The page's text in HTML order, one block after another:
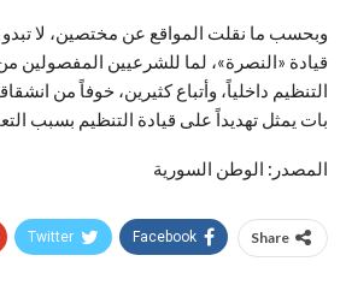
وبحسب ما نقلت المواقع عن مختصين، لا
قيادة «النصرة»، لما للشرعيين المفصولين
التنظيم داخلياً، وأتباع كثيرين، خوفاً من
بات يمثل تهديداً على قيادة التنظيم بسبب
المصدر: الوطن السورية
Share
Facebook
Twitter